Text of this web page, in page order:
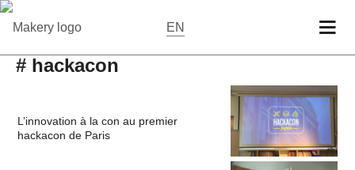
EN
# hackacon
L’innovation à la con au premier
hackacon de Paris